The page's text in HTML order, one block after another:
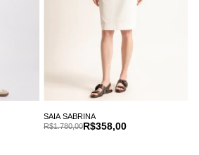
SAIA SABRINA
R$358,00
R$1.780,00